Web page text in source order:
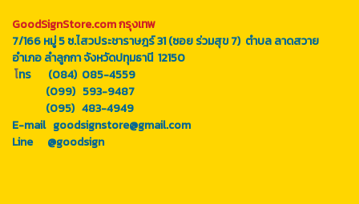
GoodSignStore.com กรุงเทพ
7/166 หมู่ 5 ซ.ไสวประชาราษฎร์ 31 (ซอย ร่วมสุข 7) ตำบล ลาดสวาย
อำเภอ ลำลูกกา จังหวัดปทุมธานี 12150
โทร (084) 085-4559
(099) 593-9487
(095) 483-4949
E-mail goodsignstore@gmail.com
Line @goodsign